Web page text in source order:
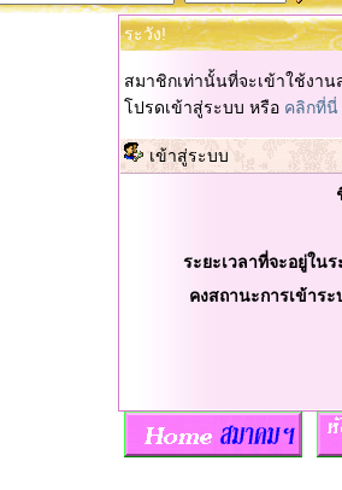
ระวัง!
สมาชิกเท่านั้นที่จะเข้าใช้งา
โปรดเข้าสู่ระบบ หรือ คลิกที่นี่
เข้าสู่ระบบ
ระยะเวลาที่จะอยู่ใน
คงสถานะการเข้าร